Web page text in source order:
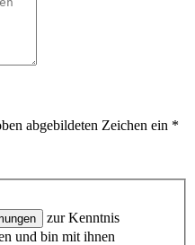
abgebildeten Zeichen ein *
zur Kenntnis
und bin mit ihnen